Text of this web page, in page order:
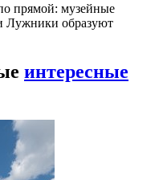
прямой: музейные
Лужники образуют
интересные